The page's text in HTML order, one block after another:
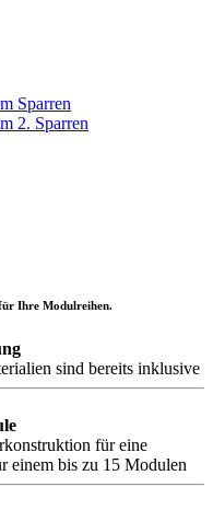
Sparren
2. Sparren
Ihre Modulreihen.
sind bereits inklusive
für eine
einem bis zu 15 Modulen